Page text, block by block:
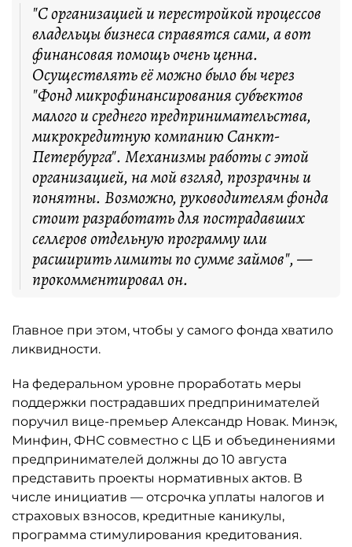
"С организацией и перестройкой процессов
владельцы бизнеса справятся сами, а вот
финансовая помощь очень ценна.
Осуществлять её можно было бы через
"Фонд микрофинансирования субъектов
малого и среднего предпринимательства,
микрокредитную компанию Санкт-
Петербурга". Механизмы работы с этой
организацией, на мой взгляд, прозрачны и
понятны. Возможно, руководителям фонда
стоит разработать для пострадавших
селлеров отдельную программу или
расширить лимиты по сумме займов", —
прокомментировал он.
Главное при этом, чтобы у самого фонда хватило
ликвидности.
На федеральном уровне проработать меры
поддержки пострадавших предпринимателей
поручил вице-премьер Александр Новак. Минэк,
Минфин, ФНС совместно с ЦБ и объединениями
предпринимателей должны до 10 августа
представить проекты нормативных актов. В
числе инициатив — отсрочка уплаты налогов и
страховых взносов, кредитные каникулы,
программа стимулирования кредитования.